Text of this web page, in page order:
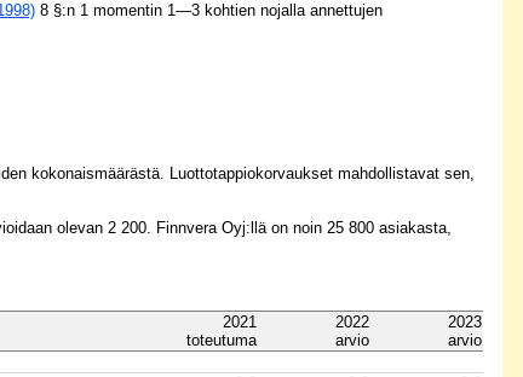
8 §:n 1 momentin 1—3 kohtien nojalla annettujen
kokonaismäärästä. Luottotappiokorvaukset mahdollistavat sen,
olevan 2 200. Finnvera Oyj:llä on noin 25 800 asiakasta,
2021
toteutuma
2022
arvio
2023
arvio